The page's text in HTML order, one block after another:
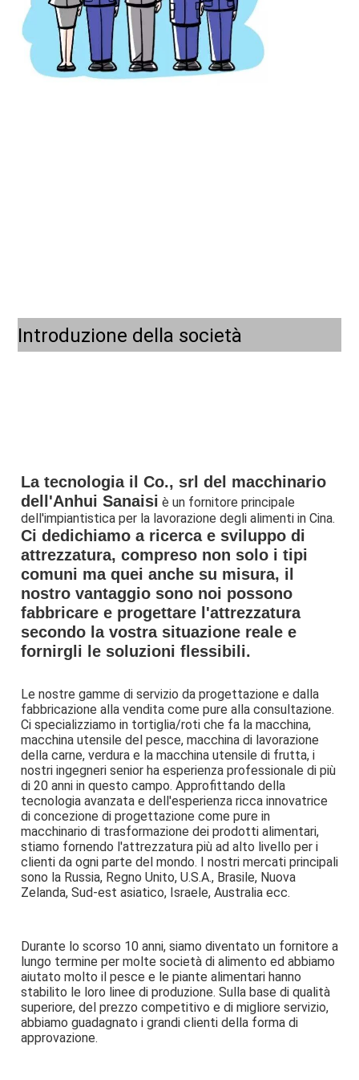
Introduzione della società
La tecnologia il Co., srl del macchinario
dell'Anhui Sanaisi è un fornitore principale
dell'impiantistica per la lavorazione degli alimenti in Cina.
Ci dedichiamo a ricerca e sviluppo di
attrezzatura, compreso non solo i tipi
comuni ma quei anche su misura, il
nostro vantaggio sono noi possono
fabbricare e progettare l'attrezzatura
secondo la vostra situazione reale e
fornirgli le soluzioni flessibili.
Le nostre gamme di servizio da progettazione e dalla
fabbricazione alla vendita come pure alla consultazione.
Ci specializziamo in tortiglia/roti che fa la macchina,
macchina utensile del pesce, macchina di lavorazione
della carne, verdura e la macchina utensile di frutta, i
nostri ingegneri senior ha esperienza professionale di più
di 20 anni in questo campo. Approfittando della
tecnologia avanzata e dell'esperienza ricca innovatrice
di concezione di progettazione come pure in
macchinario di trasformazione dei prodotti alimentari,
stiamo fornendo l'attrezzatura più ad alto livello per i
clienti da ogni parte del mondo. I nostri mercati principali
sono la Russia, Regno Unito, U.S.A., Brasile, Nuova
Zelanda, Sud-est asiatico, Israele, Australia ecc.
Durante lo scorso 10 anni, siamo diventato un fornitore a
lungo termine per molte società di alimento ed abbiamo
aiutato molto il pesce e le piante alimentari hanno
stabilito le loro linee di produzione. Sulla base di qualità
superiore, del prezzo competitivo e di migliore servizio,
abbiamo guadagnato i grandi clienti della forma di
approvazione.